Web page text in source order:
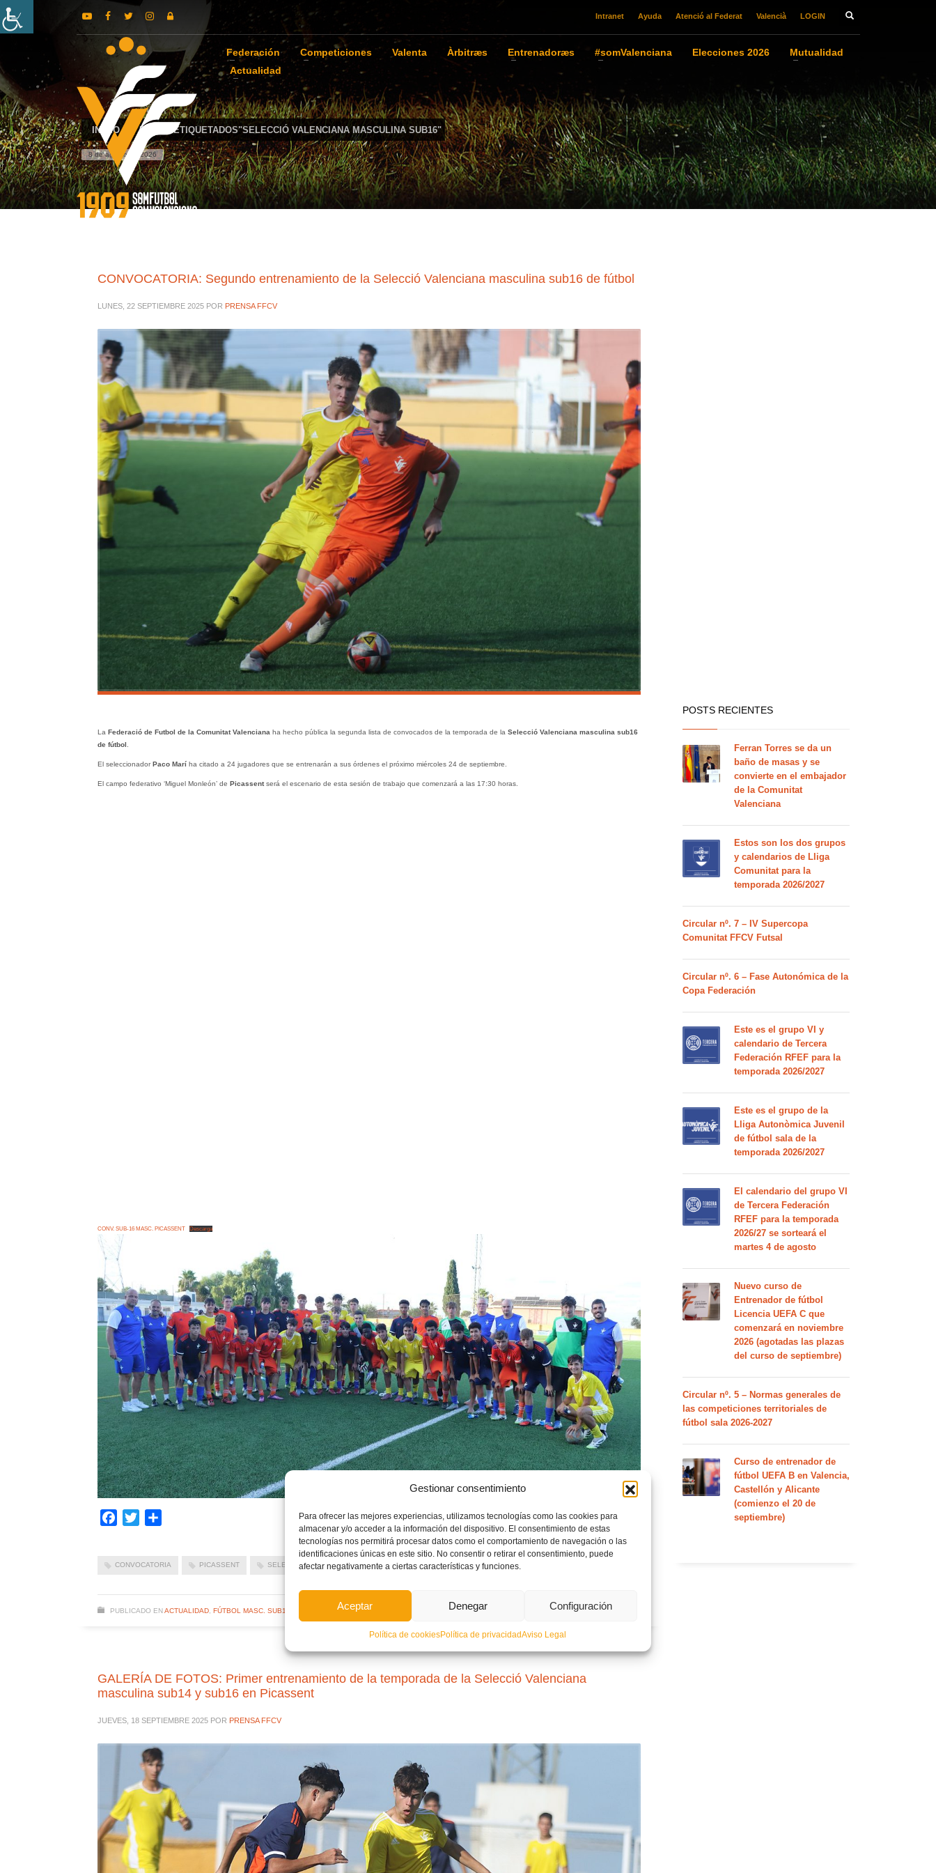
Gestionar consentimiento
Para ofrecer las mejores experiencias, utilizamos tecnologías como las cookies para
almacenar y/o acceder a la información del dispositivo. El consentimiento de estas
tecnologías nos permitirá procesar datos como el comportamiento de navegación o las
identificaciones únicas en este sitio. No consentir o retirar el consentimiento, puede
afectar negativamente a ciertas características y funciones.
Aceptar Denegar Configuración
Política de cookiesPolítica de privacidadAviso Legal
Intranet Ayuda Atenció al Federat Valencià LOGIN
Federación Competiciones Valenta Àrbitræs Entrenadoræs #somValenciana Elecciones 2026
Mutualidad
Actualidad
INICIO POSTS ETIQUETADOS"SELECCIÓ VALENCIANA MASCULINA SUB16"
8 de agosto de 2026
CONVOCATORIA: Segundo entrenamiento de la Selecció Valenciana masculina sub16 de fútbol
LUNES, 22 SEPTIEMBRE 2025 POR PRENSA FFCV
La Federació de Futbol de la Comunitat Valenciana ha hecho pública la segunda lista de convocados de la temporada de la Selecció Valenciana masculina sub16
de fútbol
El seleccionadorPaco Maríha citado a 24 jugadores que se entrenarán a sus órdenes el próximo miércoles 24 de septiembre.
El campo federativo ‘Miguel Monleón’ de Picassentserá el escenario de esta sesión de trabajo que comenzará a las 17:30 horas.
CONV. SUB-16 MASC. PICASSENT Descarga
Facebook
Twitter
CONVOCATORIA PICASSENT SELECCIÓ VALENCIANA MASCULINA SUB16
PUBLICADO EN ACTUALIDAD, FÚTBOL MASC. SUB16 SELECCIÓ VALENCIANA NOTICIAS SELECCIONES ,PORTADA NO COMMENTS
GALERÍA DE FOTOS: Primer entrenamiento de la temporada de la Selecció Valenciana
masculina sub14 y sub16 en Picassent
JUEVES, 18 SEPTIEMBRE 2025 POR PRENSA FFCV
POSTS RECIENTES
Ferran Torres se da un
baño de masas y se
convierte en el embajador
de la Comunitat
Valenciana
Estos son los dos grupos
y calendarios de Lliga
Comunitat para la
temporada 2026/2027
Circular nº. 7 – IV Supercopa
Comunitat FFCV Futsal
Circular nº. 6 – Fase Autonómica de la
Copa Federación
Este es el grupo VI y
calendario de Tercera
Federación RFEF para la
temporada 2026/2027
Este es el grupo de la
Lliga Autonòmica Juvenil
de fútbol sala de la
temporada 2026/2027
El calendario del grupo VI
de Tercera Federación
RFEF para la temporada
2026/27 se sorteará el
martes 4 de agosto
Nuevo curso de
Entrenador de fútbol
Licencia UEFA C que
comenzará en noviembre
2026 (agotadas las plazas
del curso de septiembre)
Circular nº. 5 – Normas generales de
las competiciones territoriales de
fútbol sala 2026-2027
Curso de entrenador de
fútbol UEFA B en Valencia,
Castellón y Alicante
(comienzo el 20 de
septiembre)